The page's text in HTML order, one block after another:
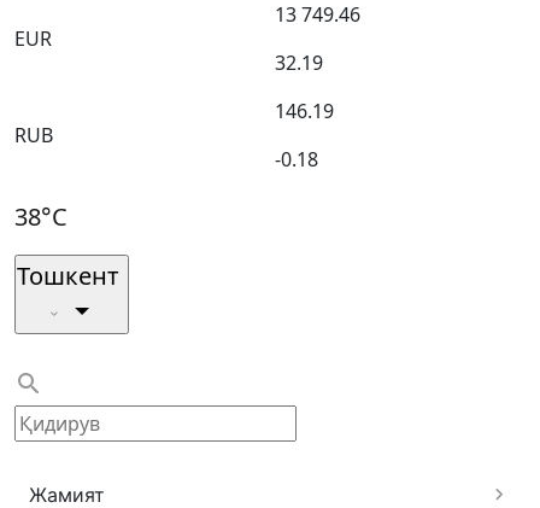
EUR
13 749.46
32.19
RUB
146.19
-0.18
38°C
Тошкент
Жамият